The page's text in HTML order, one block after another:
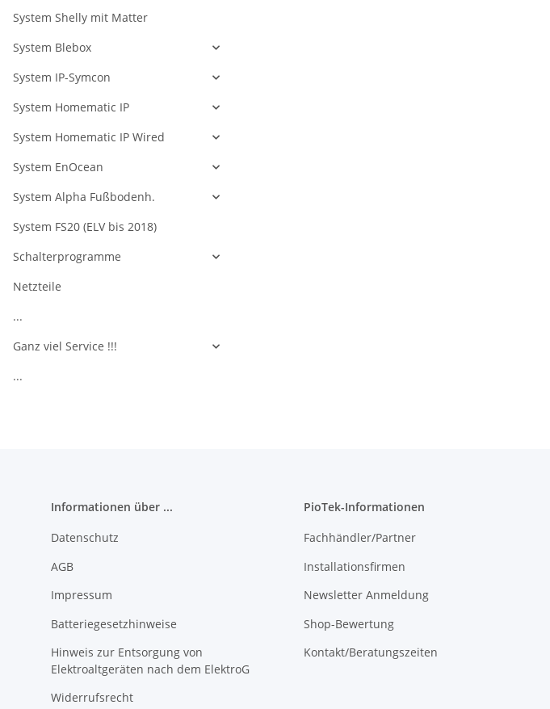
System Shelly mit Matter
System Blebox
System IP-Symcon
System Homematic IP
System Homematic IP Wired
System EnOcean
System Alpha Fußbodenh.
System FS20 (ELV bis 2018)
Schalterprogramme
Netzteile
...
Ganz viel Service !!!
...
Informationen über ...
Datenschutz
AGB
Impressum
Batteriegesetzhinweise
Hinweis zur Entsorgung von
Elektroaltgeräten nach dem ElektroG
Widerrufsrecht
PioTek-Informationen
Fachhändler/Partner
Installationsfirmen
Newsletter Anmeldung
Shop-Bewertung
Kontakt/Beratungszeiten